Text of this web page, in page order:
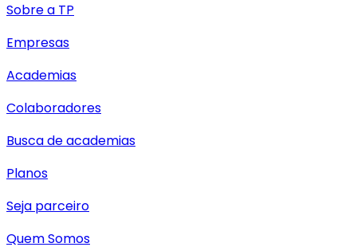
Sobre a TP
Empresas
Academias
Colaboradores
Busca de academias
Planos
Seja parceiro
Quem Somos